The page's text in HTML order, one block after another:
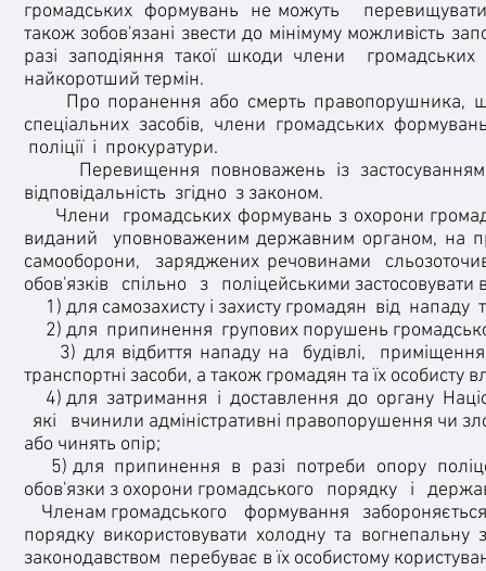
громадських формувань не можуть
також зобов'язані звести до мінімуму можливість
разі заподіяння такої шкоди члени
найкоротший термін.
Про поранення або смерть правопорушника, що
спеціальних засобів, члени громадських
поліції і прокуратури.
Перевищення повноважень із
відповідальність згідно з законом.
Члени громадських формувань з охорони
виданий уповноваженим державним органом, на
самооборони, заряджених речовинами
обов'язків спільно з поліцейськими
1) для самозахисту і захисту громадян від нападу
2) для припинення групових порушень
3) для відбиття нападу на будівлі, приміщення
транспортні засоби, а також громадян та їх особисту
4) для затримання і доставлення до органу
які вчинили адміністративні правопорушення чи
або чинять опір;
5) для припинення в разі потреби опору
обов'язки з охорони громадського порядку і
Членам громадського формування
порядку використовувати холодну та
законодавством перебуває в їх особистому